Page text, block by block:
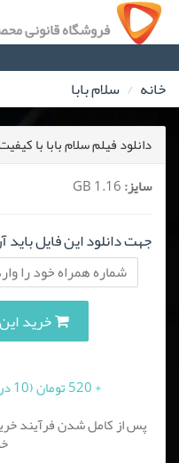
فروشگاه قانونی
خانه سلام بابا
دانلود فیلم سلام بابا با کیفیت
سایز:
جهت دانلود این فایل باید
خرید این فایل
+ 520 تومان (10 درصد مالیات بر ارزش افزوده)
پس از کامل شدن فرآیند